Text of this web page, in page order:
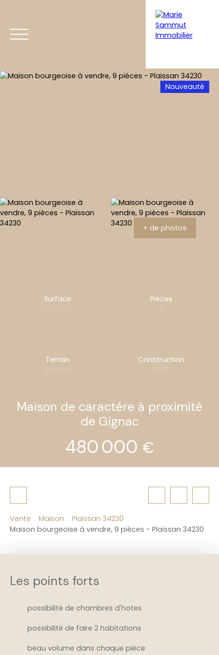
Nouveauté
+ de photos
Surface
Pièces
Terrain
Construction
Maison de caractére à proximité
de Gignac
480 000 €
Vente Maison
Plaissan 34230
Maison bourgeoise à vendre, 9 pièces - Plaissan 34230
Les points forts
possibilité de chambres d'hotes
possibilité de faire 2 habitations
beau volume dans chaque piéce